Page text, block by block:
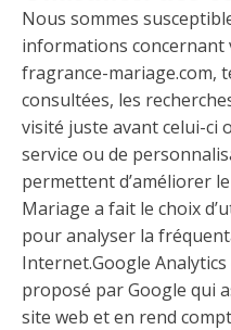
Nous sommes
informations concernant
fragrance-mariage.com,
consultées, les
visité juste avant celui-ci
service ou de
permettent d’améliorer
Mariage a fait le choix
pour analyser la
Internet.Google Analytics
proposé par Google qui
site web et en rend